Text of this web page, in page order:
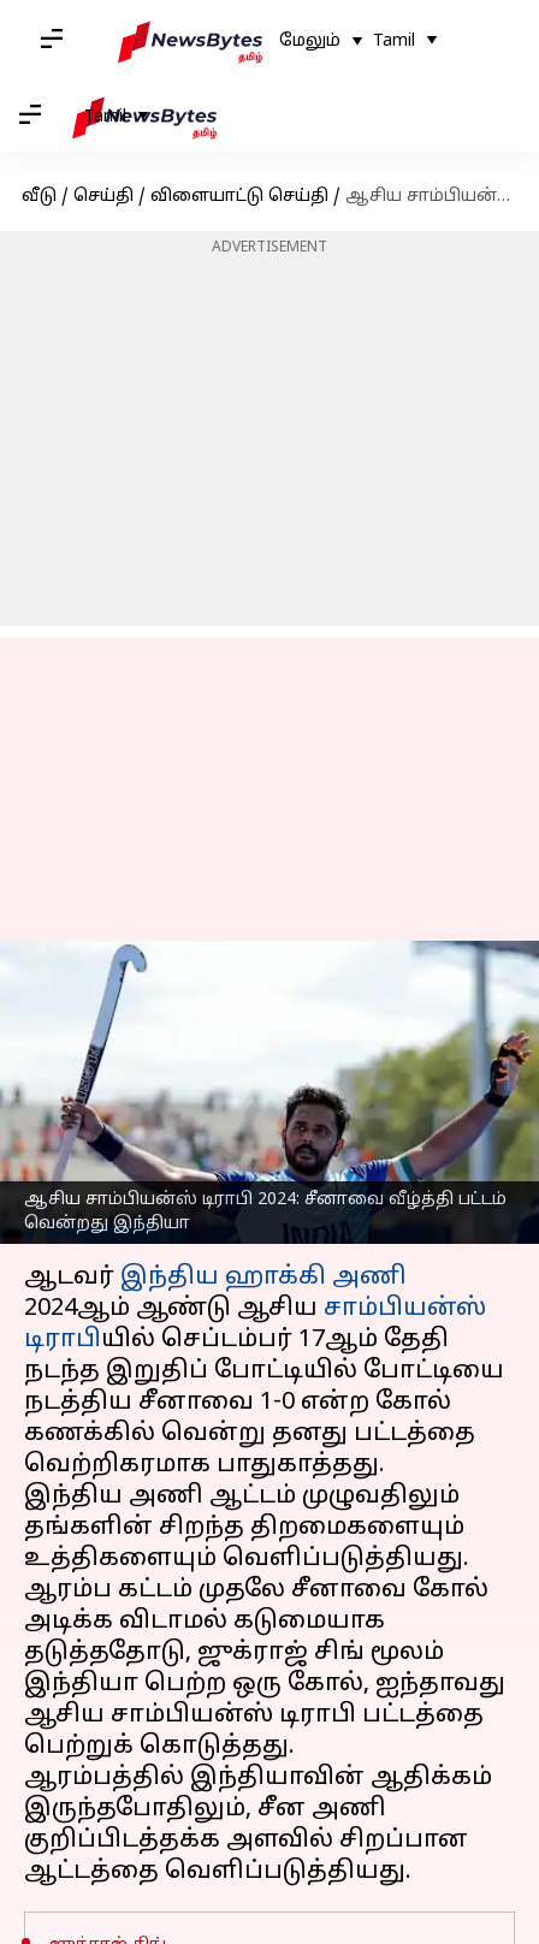
மேலும் Tamil
Tamil
வீடு / செய்தி / விளையாட்டு செய்தி / ஆசிய சாம்பியன்ஸ் டிராபி 2024: சீனாவை வீழ்த்தி ஐந்தாவது முறையாக பட்டம் வென்றது இந்திய ஹாக்கி அணி
ADVERTISEMENT
ஆசிய சாம்பியன்ஸ் டிராபி 2024: சீனாவை வீழ்த்தி பட்டம்
வென்றது இந்தியா
ஆசிய சாம்பியன்ஸ் டிராபி
2024: சீனாவை வீழ்த்தி
ஐந்தாவது முறையாக
பட்டம் வென்றது இந்திய
ஹாக்கி அணி
எழுதியவர் Sekar Chinnappan Sep 17, 2024 07:13 pm
செய்தி முன்னோட்டம்
ஆடவர் இந்திய ஹாக்கி அணி
2024ஆம் ஆண்டு ஆசிய சாம்பியன்ஸ்
டிராபியில் செப்டம்பர் 17ஆம் தேதி
நடந்த இறுதிப் போட்டியில் போட்டியை
நடத்திய சீனாவை 1-0 என்ற கோல்
கணக்கில் வென்று தனது பட்டத்தை
வெற்றிகரமாக பாதுகாத்தது.
இந்திய அணி ஆட்டம் முழுவதிலும்
தங்களின் சிறந்த திறமைகளையும்
உத்திகளையும் வெளிப்படுத்தியது.
ஆரம்ப கட்டம் முதலே சீனாவை கோல்
அடிக்க விடாமல் கடுமையாக
தடுத்ததோடு, ஜுக்ராஜ் சிங் மூலம்
இந்தியா பெற்ற ஒரு கோல், ஐந்தாவது
ஆசிய சாம்பியன்ஸ் டிராபி பட்டத்தை
பெற்றுக் கொடுத்தது.
ஆரம்பத்தில் இந்தியாவின் ஆதிக்கம்
இருந்தபோதிலும், சீன அணி
குறிப்பிடத்தக்க அளவில் சிறப்பான